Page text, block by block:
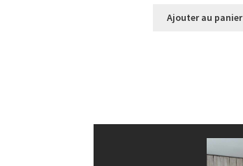
Ajouter au panier